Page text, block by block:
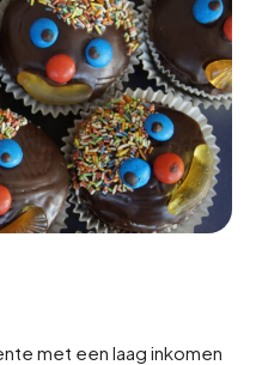
met een laag inkomen